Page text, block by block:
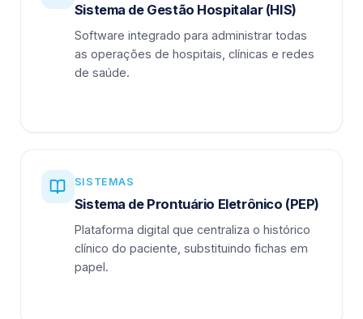
Sistema de Gestão Hospitalar (HIS)
Software integrado para administrar todas
as operações de hospitais, clínicas e redes
de saúde.
SISTEMAS
Sistema de Prontuário Eletrônico (PEP)
Plataforma digital que centraliza o histórico
clínico do paciente, substituindo fichas em
papel.